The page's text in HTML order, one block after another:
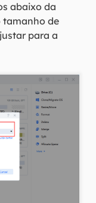
abaixo da
tamanho de
para a